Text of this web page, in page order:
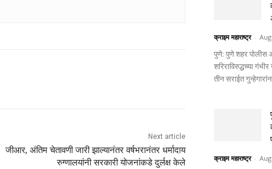
Next article
जीआर, अंतिम चेतावणी जारी झाल्यानंतर वर्षभरानंतर धर्मादाय
रुग्णालयांनी सरकारी योजनांकडे दुर्लक्ष केले
क्राइम महाराष्ट्र -
​पुणे: पुणे शहर पोलीस
शरिराविरुद्धच्या
तीन सराईत
क्राइम महाराष्ट्र -